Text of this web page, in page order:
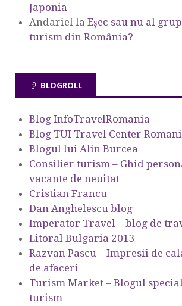
Japonia
Andariel la Eşec sau nu al
turism din România?
BLOGROLL
Blog InfoTravelRomania
Blog TUI Travel Center
Blogul lui Alin Burcea
Consilier turism – Ghid
vacante de neuitat
Cristian Francu
Dan Anghelescu blog
Imperator Travel – blog de
Litoral Bulgaria 2013
Razvan Pascu – Impresii de
de afaceri
Turism Market – Blogul
turism